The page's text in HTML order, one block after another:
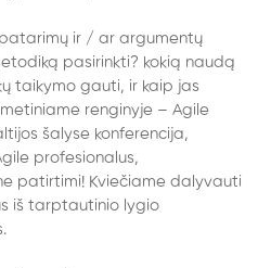
ir / ar argumentų
pasirinkti? kokią naudą
taikymo gauti, ir kaip jas
renginyje – Agile
šalyse konferencija,
profesionalus,
patirtimi! Kviečiame dalyvauti
iš tarptautinio lygio